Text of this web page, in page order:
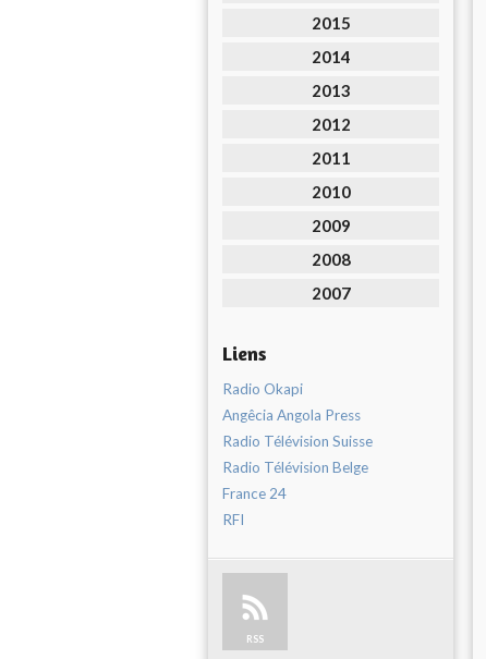
2015
2014
2013
2012
2011
2010
2009
2008
2007
Liens
Radio Okapi
Angêcia Angola Press
Radio Télévision Suisse
Radio Télévision Belge
France 24
RFI
RSS